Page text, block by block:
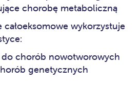
chorobę metaboliczną
wykorzystuje
do chorób nowotworowych
genetycznych